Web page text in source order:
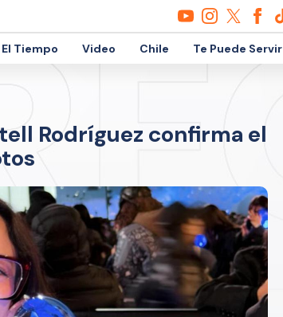
El Tiempo Video Chile Te Puede Servir
Rodríguez confirma el